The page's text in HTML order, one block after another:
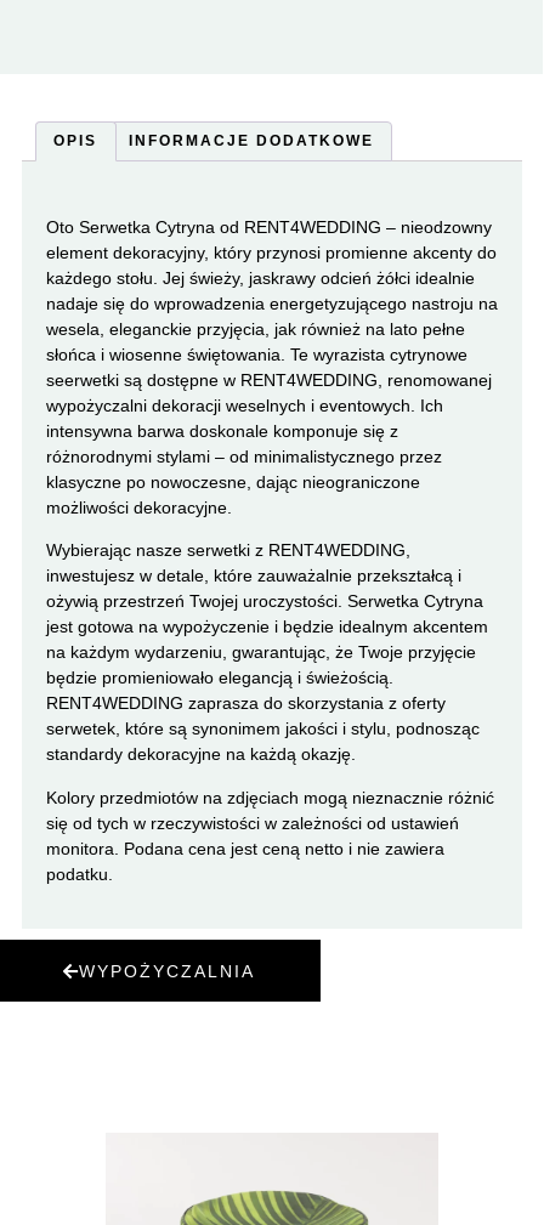
OPIS INFORMACJE DODATKOWE
Oto Serwetka Cytryna od RENT4WEDDING – nieodzowny
element dekoracyjny, który przynosi promienne akcenty do
każdego stołu. Jej świeży, jaskrawy odcień żółci idealnie
nadaje się do wprowadzenia energetyzującego nastroju na
wesela, eleganckie przyjęcia, jak również na lato pełne
słońca i wiosenne świętowania. Te wyrazista cytrynowe
seerwetki są dostępne w RENT4WEDDING, renomowanej
wypożyczalni dekoracji weselnych i eventowych. Ich
intensywna barwa doskonale komponuje się z
różnorodnymi stylami – od minimalistycznego przez
klasyczne po nowoczesne, dając nieograniczone
możliwości dekoracyjne.
Wybierając nasze serwetki z RENT4WEDDING,
inwestujesz w detale, które zauważalnie przekształcą i
ożywią przestrzeń Twojej uroczystości. Serwetka Cytryna
jest gotowa na wypożyczenie i będzie idealnym akcentem
na każdym wydarzeniu, gwarantując, że Twoje przyjęcie
będzie promieniowało elegancją i świeżością.
RENT4WEDDING zaprasza do skorzystania z oferty
serwetek, które są synonimem jakości i stylu, podnosząc
standardy dekoracyjne na każdą okazję.
Kolory przedmiotów na zdjęciach mogą nieznacznie różnić
się od tych w rzeczywistości w zależności od ustawień
monitora. Podana cena jest ceną netto i nie zawiera
podatku.
WYPOŻYCZALNIA